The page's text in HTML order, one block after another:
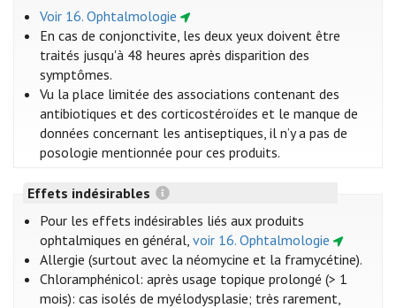
Voir 16. Ophtalmologie
En cas de conjonctivite, les deux yeux doivent être
traités jusqu'à 48 heures après disparition des
symptômes.
Vu la place limitée des associations contenant des
antibiotiques et des corticostéroïdes et le manque de
données concernant les antiseptiques, il n’y a pas de
posologie mentionnée pour ces produits.
Effets indésirables
Pour les effets indésirables liés aux produits
ophtalmiques en général,voir 16. Ophtalmologie
Allergie (surtout avec la néomycine et la framycétine).
Chloramphénicol: après usage topique prolongé (> 1
mois): cas isolés de myélodysplasie; très rarement,